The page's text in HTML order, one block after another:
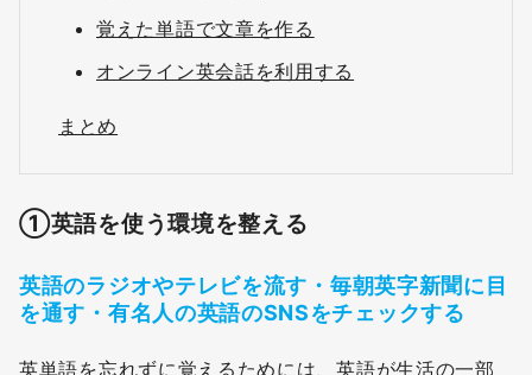
覚えた単語で文章を作る
オンライン英会話を利用する
まとめ
①英語を使う環境を整える
英語のラジオやテレビを流す・毎朝英字新聞に目
を通す・有名人の英語のSNSをチェックする
英単語を忘れずに覚えるためには、英語が生活の一部